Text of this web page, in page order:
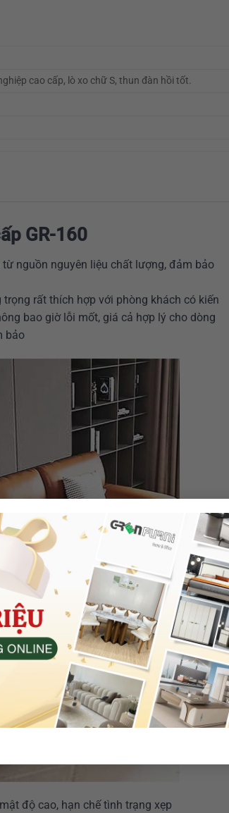
cao cấp, lò xo chữ S, thun đàn hồi tốt.
GR-160
nguồn nguyên liệu chất lượng, đảm bảo
trọng rất thích hợp với phòng khách có kiến
bao giờ lỗi mốt, giá cả hợp lý cho dòng
bảo
độ cao, hạn chế tình trạng xẹp